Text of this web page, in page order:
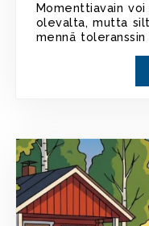
Momenttiavain
olevalta, mutta
mennä toleranssin